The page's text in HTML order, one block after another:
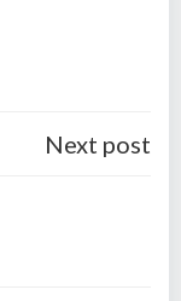
Next post